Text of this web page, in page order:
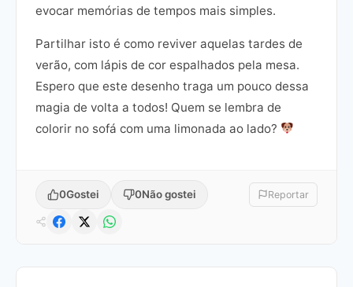
evocar memórias de tempos mais simples.
Partilhar isto é como reviver aquelas tardes de
verão, com lápis de cor espalhados pela mesa.
Espero que este desenho traga um pouco dessa
magia de volta a todos! Quem se lembra de
colorir no sofá com uma limonada ao lado?
0Gostei 0Não gostei Reportar